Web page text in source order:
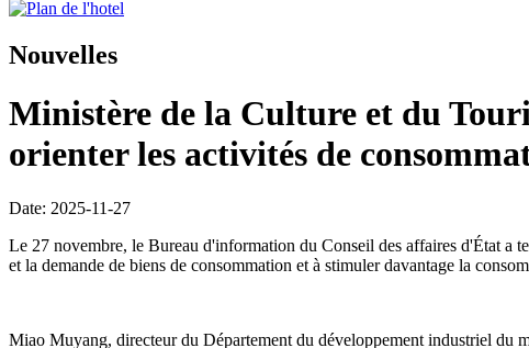
Nouvelles
Ministère de la Culture et du
orienter les activités de
Date: 2025-11-27
Le 27 novembre, le Bureau d'information du Conseil des affaires d'État a
et la demande de biens de consommation et à stimuler davantage la
Miao Muyang, directeur du Département du développement industriel du